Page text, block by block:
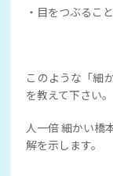
・目をつぶるこ
このような「細
を教えて下さい。
人一倍 細かい橋
解を示します。